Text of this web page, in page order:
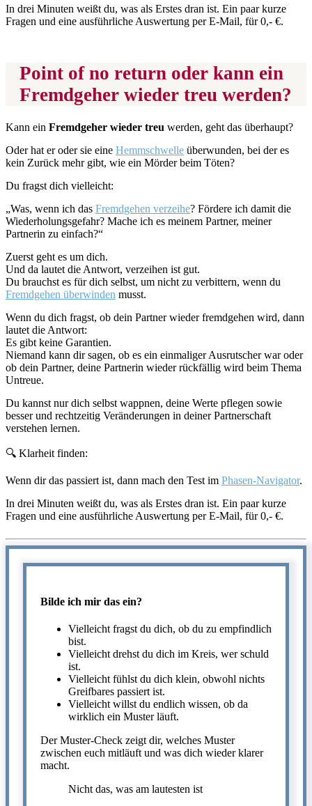
In drei Minuten weißt du, was als Erstes dran ist. Ein paar kurze
Fragen und eine ausführliche Auswertung per E-Mail, für 0,- €.
Point of no return oder kann ein
Fremdgeher wieder treu werden?
Kann ein Fremdgeher wieder treu werden, geht das überhaupt?
Oder hat er oder sie eine Hemmschwelle überwunden, bei der es
kein Zurück mehr gibt, wie ein Mörder beim Töten?
Du fragst dich vielleicht:
„Was, wenn ich das Fremdgehen verzeihe? Fördere ich damit die
Wiederholungsgefahr? Mache ich es meinem Partner, meiner
Partnerin zu einfach?“
Zuerst geht es um dich.
Und da lautet die Antwort, verzeihen ist gut.
Du brauchst es für dich selbst, um nicht zu verbittern, wenn du
Fremdgehen überwinden musst.
Wenn du dich fragst, ob dein Partner wieder fremdgehen wird, dann
lautet die Antwort:
Es gibt keine Garantien.
Niemand kann dir sagen, ob es ein einmaliger Ausrutscher war oder
ob dein Partner, deine Partnerin wieder rückfällig wird beim Thema
Untreue.
Du kannst nur dich selbst wappnen, deine Werte pflegen sowie
besser und rechtzeitig Veränderungen in deiner Partnerschaft
verstehen lernen.
🔍 Klarheit finden:
Wenn dir das passiert ist, dann mach den Test im Phasen-Navigator.
In drei Minuten weißt du, was als Erstes dran ist. Ein paar kurze
Fragen und eine ausführliche Auswertung per E-Mail, für 0,- €.
Bilde ich mir das ein?
Vielleicht fragst du dich, ob du zu empfindlich
bist.
Vielleicht drehst du dich im Kreis, wer schuld
ist.
Vielleicht fühlst du dich klein, obwohl nichts
Greifbares passiert ist.
Vielleicht willst du endlich wissen, ob da
wirklich ein Muster läuft.
Der Muster-Check zeigt dir, welches Muster
zwischen euch mitläuft und was dich wieder klarer
macht.
Nicht das, was am lautesten ist